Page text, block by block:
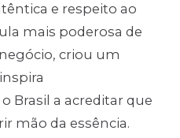
e respeito ao
mais poderosa de
criou um
Brasil a acreditar que
mão da essência.